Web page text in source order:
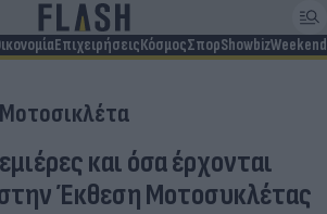
ΕπιχειρήσειςΚόσμοςΣπορShowbizWeekend
Μοτοσικλέτα
και όσα έρχονται
Έκθεση Μοτοσυκλέτας